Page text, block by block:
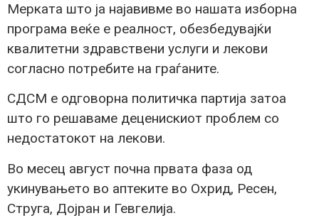
Мерката што ја најавивме во нашата изборна
програма веќе е реалност, обезбедувајќи
квалитетни здравствени услуги и лекови
согласно потребите на граѓаните.
СДСМ е одговорна политичка партија затоа
што го решаваме деценискиот проблем со
недостатокот на лекови.
Во месец август почна првата фаза од
укинувањето во аптеките во Охрид, Ресен,
Струга, Дојран и Гевгелија.